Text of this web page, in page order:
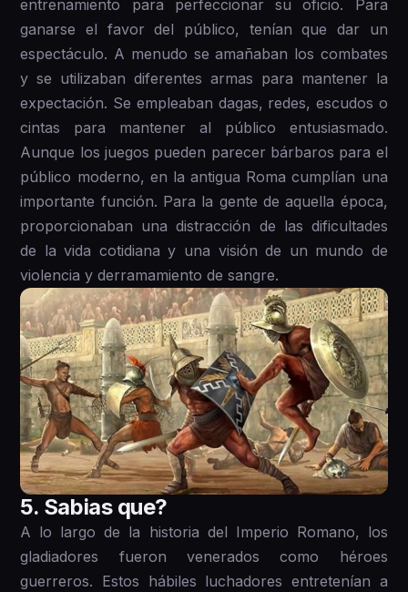
entrenamiento para perfeccionar su oficio. Para
ganarse el favor del público, tenían que dar un
espectáculo. A menudo se amañaban los combates
y se utilizaban diferentes armas para mantener la
expectación. Se empleaban dagas, redes, escudos o
cintas para mantener al público entusiasmado.
Aunque los juegos pueden parecer bárbaros para el
público moderno, en la antigua Roma cumplían una
importante función. Para la gente de aquella época,
proporcionaban una distracción de las dificultades
de la vida cotidiana y una visión de un mundo de
violencia y derramamiento de sangre.
5 . Sabias que?
A lo largo de la historia del Imperio Romano, los
gladiadores fueron venerados como héroes
guerreros. Estos hábiles luchadores entretenían a